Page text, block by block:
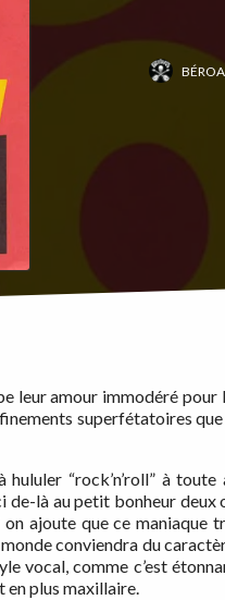
leur amour immodéré pour
superfétatoires que
“rock’n’roll” à toute
de-là au petit bonheur deux
ajoute que ce maniaque
conviendra du
vocal, comme c’est
en plus maxillaire.